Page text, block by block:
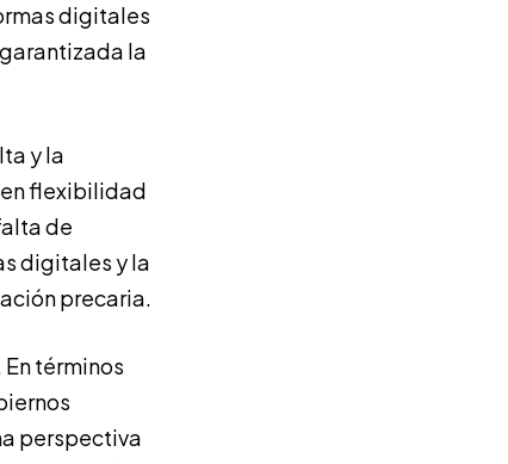
digitales
la
y la
flexibilidad
de
digitales y la
precaria.
términos
perspectiva